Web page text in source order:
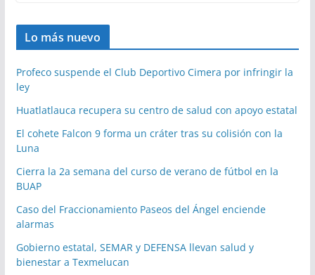
Lo más nuevo
Profeco suspende el Club Deportivo Cimera por infringir la
ley
Huatlatlauca recupera su centro de salud con apoyo estatal
El cohete Falcon 9 forma un cráter tras su colisión con la
Luna
Cierra la 2a semana del curso de verano de fútbol en la
BUAP
Caso del Fraccionamiento Paseos del Ángel enciende
alarmas
Gobierno estatal, SEMAR y DEFENSA llevan salud y
bienestar a Texmelucan